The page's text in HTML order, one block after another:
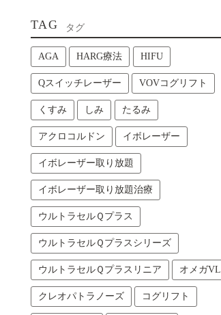
TAG タグ
AGA HARG療法 HIFU
Qスイッチレーザー VOVコグリフト
くすみ しみ たるみ
アクロコルドン イボレーザー
イボレーザー取り放題
イボレーザー取り放題治療
ウルトラセルＱプラス
ウルトラセルＱプラスシリーズ
ウルトラセルＱプラスリニア オメガVL
クレオパトラノーズ コグリフト